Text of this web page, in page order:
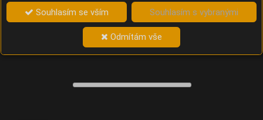
Souhlasím se vším Souhlasím s vybranými
Odmítám vše